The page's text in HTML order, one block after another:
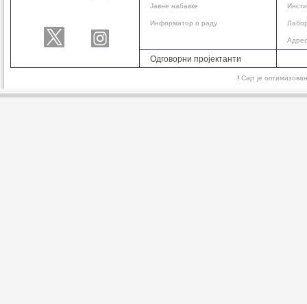
Јавне набавке
Информатор о раду
Одговорни пројектанти
! Сајт је